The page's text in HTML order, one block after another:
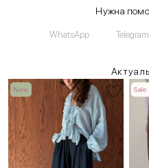
Нужна
WhatsApp Telegram
New